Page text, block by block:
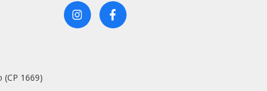
(CP 1669)